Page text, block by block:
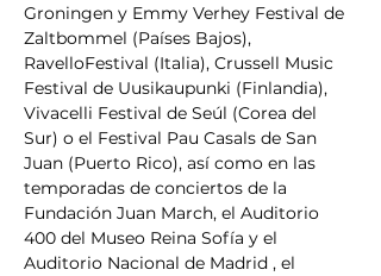
Groningen y Emmy Verhey Festival de
Zaltbommel (Países Bajos),
RavelloFestival (Italia), Crussell Music
Festival de Uusikaupunki (Finlandia),
Vivacelli Festival de Seúl (Corea del
Sur) o el Festival Pau Casals de San
Juan (Puerto Rico), así como en las
temporadas de conciertos de la
Fundación Juan March, el Auditorio
400 del Museo Reina Sofía y el
Auditorio Nacional de Madrid , el